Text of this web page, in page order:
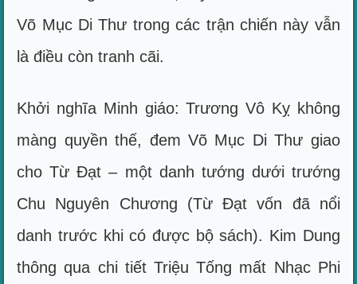
Võ Mục Di Thư trong các trận chiến này vẫn
là điều còn tranh cãi.
Khởi nghĩa Minh giáo: Trương Vô Kỵ không
màng quyền thế, đem Võ Mục Di Thư giao
cho Từ Đạt – một danh tướng dưới trướng
Chu Nguyên Chương (Từ Đạt vốn đã nổi
danh trước khi có được bộ sách). Kim Dung
thông qua chi tiết Triệu Tống mất Nhạc Phi